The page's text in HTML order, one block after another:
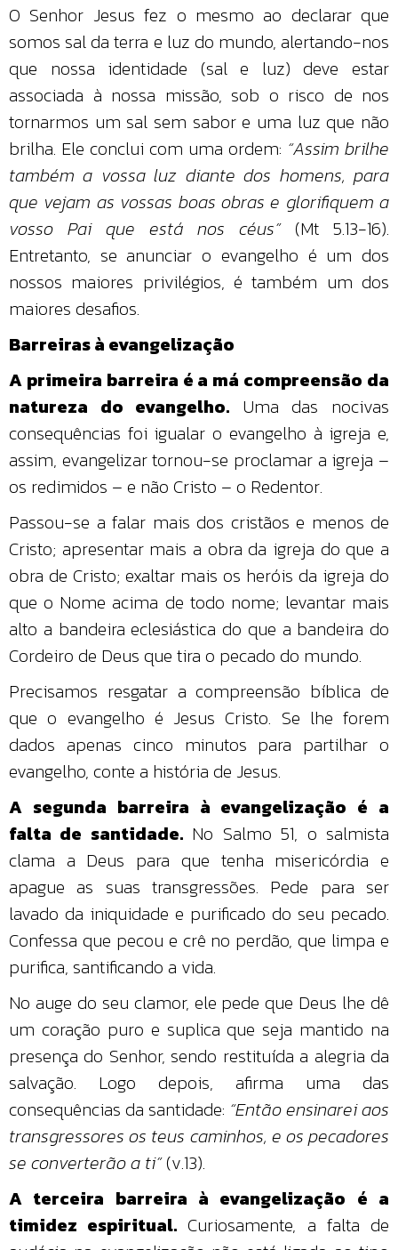
O Senhor Jesus fez o mesmo ao declarar que
somos sal da terra e luz do mundo, alertando-nos
que nossa identidade (sal e luz) deve estar
associada à nossa missão, sob o risco de nos
tornarmos um sal sem sabor e uma luz que não
brilha. Ele conclui com uma ordem: “Assim brilhe
também a vossa luz diante dos homens, para
que vejam as vossas boas obras e glorifiquem a
vosso Pai que está nos céus”(Mt 5.13-16).
Entretanto, se anunciar o evangelho é um dos
nossos maiores privilégios, é também um dos
maiores desafios.
Barreiras à evangelização
A primeira barreira é a má compreensão da
natureza do evangelho. Uma das nocivas
consequências foi igualar o evangelho à igreja e,
assim, evangelizar tornou-se proclamar a igreja –
os redimidos – e não Cristo – o Redentor.
Passou-se a falar mais dos cristãos e menos de
Cristo; apresentar mais a obra da igreja do que a
obra de Cristo; exaltar mais os heróis da igreja do
que o Nome acima de todo nome; levantar mais
alto a bandeira eclesiástica do que a bandeira do
Cordeiro de Deus que tira o pecado do mundo.
Precisamos resgatar a compreensão bíblica de
que o evangelho é Jesus Cristo. Se lhe forem
dados apenas cinco minutos para partilhar o
evangelho, conte a história de Jesus.
A segunda barreira à evangelização é a
falta de santidade.No Salmo 51, o salmista
clama a Deus para que tenha misericórdia e
apague as suas transgressões. Pede para ser
lavado da iniquidade e purificado do seu pecado.
Confessa que pecou e crê no perdão, que limpa e
purifica, santificando a vida.
No auge do seu clamor, ele pede que Deus lhe dê
um coração puro e suplica que seja mantido na
presença do Senhor, sendo restituída a alegria da
salvação. Logo depois, afirma uma das
consequências da santidade: “Então ensinarei aos
transgressores os teus caminhos, e os pecadores
se converterão a ti”(v.13).
A terceira barreira à evangelização é a
timidez espiritual. Curiosamente, a falta de